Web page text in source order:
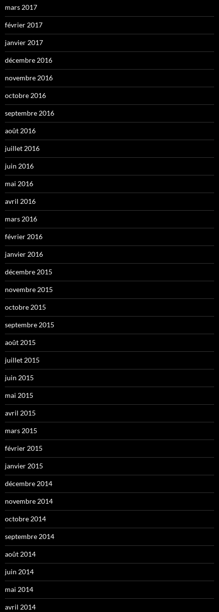
mars 2017
février 2017
janvier 2017
décembre 2016
novembre 2016
octobre 2016
septembre 2016
août 2016
juillet 2016
juin 2016
mai 2016
avril 2016
mars 2016
février 2016
janvier 2016
décembre 2015
novembre 2015
octobre 2015
septembre 2015
août 2015
juillet 2015
juin 2015
mai 2015
avril 2015
mars 2015
février 2015
janvier 2015
décembre 2014
novembre 2014
octobre 2014
septembre 2014
août 2014
juin 2014
mai 2014
avril 2014